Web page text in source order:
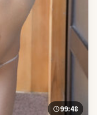
99:48